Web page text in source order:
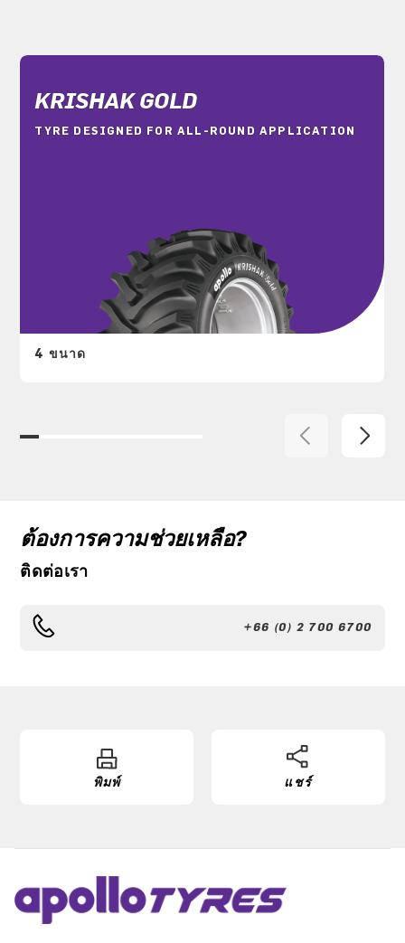
KRISHAK GOLD
TYRE DESIGNED FOR ALL-ROUND APPLICATION
4 ขนาด
ต้องการความช่วยเหลือ?
ติดต่อเรา
+66 (0) 2 700 6700
พิมพ์ แชร์